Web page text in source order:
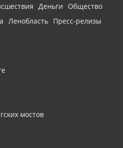
Деньги
Общество
Ленобласть Пресс-релизы
мостов